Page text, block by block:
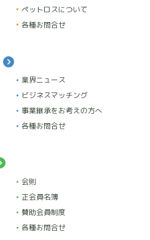
ペットロスについて
各種お問合せ
業界ニュース
ビジネスマッチング
事業継承をお考えの方へ
各種お問合せ
会則
正会員名簿
賛助会員制度
各種お問合せ